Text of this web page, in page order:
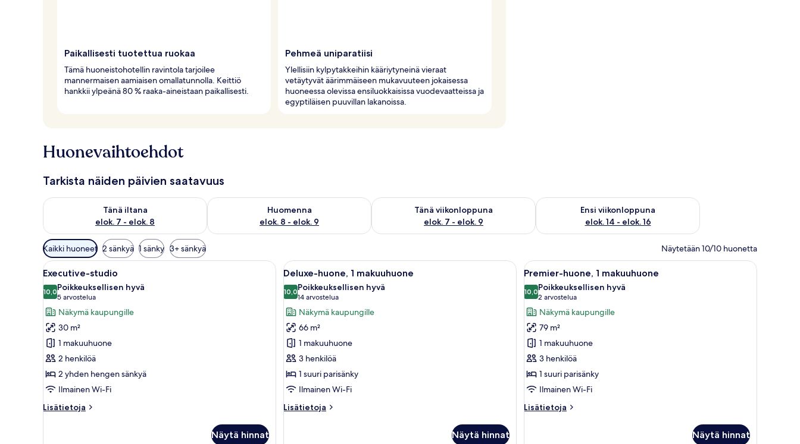
Paikallisesti tuotettua ruokaa
Tämä huoneistohotellin ravintola tarjoilee
mannermaisen aamiaisen omallatunnolla. Keittiö
hankkii ylpeänä 80 % raaka-aineistaan paikallisesti.
Pehmeä uniparatiisi
Ylellisiin kylpytakkeihin kääriytyneinä vieraat
vetäytyvät äärimmäiseen mukavuuteen jokaisessa
huoneessa olevissa ensiluokkaisissa vuodevaatteissa ja
egyptiläisen puuvillan lakanoissa.
Huonevaihtoehdot
Tarkista näiden päivien saatavuus
Tänä iltana
elok. 7 - elok. 8
Tarkista tämän illan saatavuus elok. 7 - elok. 8
Huomenna
elok. 8 - elok. 9
Tarkista huomisen saatavuus elok. 8 - elok. 9
Tänä viikonloppuna
elok. 7 - elok. 9
Tarkista tämän viikonlopun saatavuus elok. 7 - elok. 9
Ensi viikonloppuna
elok. 14 - elok. 16
Tarkista ensi viikonlopun saatavuus elok. 14 - elok. 16
Huoneille
saatavilla
olevia
suodattimia
Kaikki huoneet 2 sänkyä 1 sänky 3+ sänkyä Näytetään 10/10 huonetta
Avaa
kaikki
huonetyypin
Executive-
studio
kuvat
Moderni hotellihuone, jossa on suuri sänky, yöpöydät, työpöytä ja taulutelevisio.
6
Executive-studio
10,010,0 kautta 10
Poikkeuksellisen hyvä
5 arvostelua
(5
arvostelua)
Näkymä kaupungille
30 m²
1 makuuhuone
2 henkilöä
2 yhden hengen sänkyä
Ilmainen Wi-Fi
Lisätietoja
Lisätietoja
Näytä hinnat
Avaa
kaikki
huonetyypin
Deluxe-
huone,
1
makuuhuone
kuvat
Moderni hotellihuone, jossa on suuri sänky, työpöytä kannettavalla tietokoneella, tuoli, yöpöytä maljakko täynnä
7
Deluxe-huone, 1 makuuhuone
10,010,0 kautta 10
Poikkeuksellisen hyvä
14 arvostelua
(14
arvostelua)
Näkymä kaupungille
66 m²
1 makuuhuone
3 henkilöä
1 suuri parisänky
Ilmainen Wi-Fi
Lisätietoja
Lisätietoja
Näytä hinnat
Avaa
kaikki
huonetyypin
Premier-
huone,
1
makuuhuone
kuvat
Moderni keittiö, jossa on valkoiset kaapit,
9
Premier-huone, 1 makuuhuone
10,010,0 kautta 10
Poikkeuksellisen hyvä
2 arvostelua
(2
arvostelua)
Näkymä kaupungille
79 m²
1 makuuhuone
3 henkilöä
1 suuri parisänky
Ilmainen Wi-Fi
Lisätietoja
Lisätietoja
Näytä hinnat